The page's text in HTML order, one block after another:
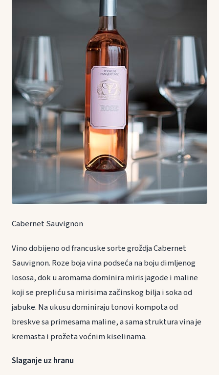
Cabernet Sauvignon
Vino dobijeno od francuske sorte groždja Cabernet
Sauvignon. Roze boja vina podseća na boju dimljenog
lososa, dok u aromama dominira miris jagode i maline
koji se prepliću sa mirisima začinskog bilja i soka od
jabuke. Na ukusu dominiraju tonovi kompota od
breskve sa primesama maline, a sama struktura vina je
kremasta i prožeta voćnim kiselinama.
Slaganje uz hranu